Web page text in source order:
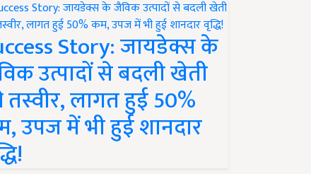
Story: जायडेक्स के
उत्पादों से बदली खेती
तस्वीर, लागत हुई 50%
उपज में भी हुई शानदार